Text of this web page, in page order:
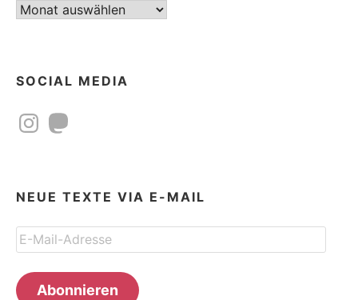
Beitragsarchiv
SOCIAL MEDIA
InstagramMastodon
NEUE TEXTE VIA E-MAIL
E-
Mail-
Adresse
Abonnieren